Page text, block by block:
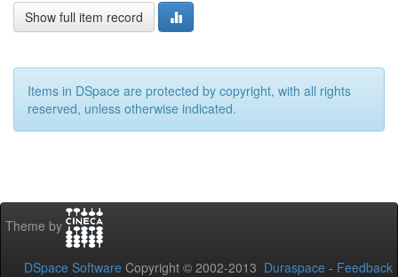
Show full item record
Items in DSpace are protected by copyright, with all rights
reserved, unless otherwise indicated.
Theme by
DSpace Software Copyright © 2002-2013 Duraspace - Feedback